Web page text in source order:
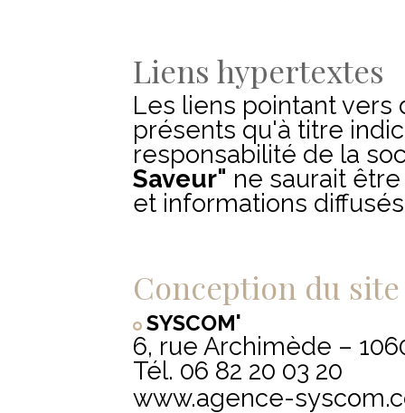
Liens hypertextes
Les liens pointant
présents qu'à titre
responsabilité de la
Saveur" ne saurait
et informations
Conception du site
SYSCOM'
6, rue Archimède –
Tél. 06 82 20 03 20
www.agence-